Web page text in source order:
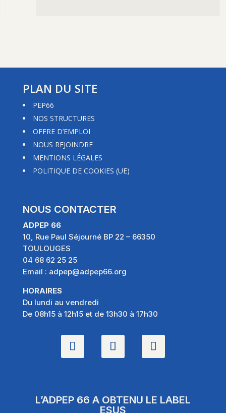
PLAN DU SITE
PEP66
NOS STRUCTURES
OFFRE D’EMPLOI
NOUS REJOINDRE
MENTIONS LÉGALES
POLITIQUE DE COOKIES (UE)
NOUS CONTACTER
ADPEP 66
10, Rue Paul Séjourné BP 22 – 66350
TOULOUGES
04 68 62 25 25
Email : adpep@adpep66.org
HORAIRES
Du lundi au vendredi
De 08h15 à 12h15 et de 13h30 à 17h30
L’ADPEP 66 A OBTENU LE LABEL
ESUS